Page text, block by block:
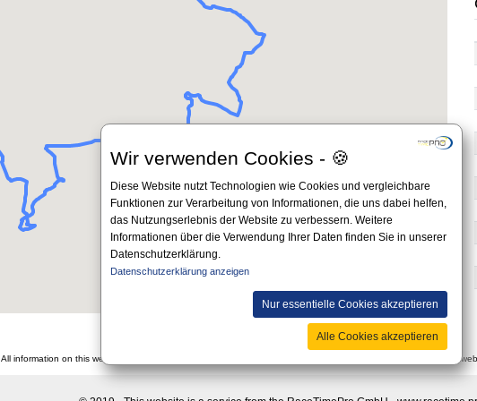
Wir verwenden Cookies - 🍪
Diese Website nutzt Technologien wie Cookies und vergleichbare
Funktionen zur Verarbeitung von Informationen, die uns dabei helfen,
das Nutzungserlebnis der Website zu verbessern. Weitere
Informationen über die Verwendung Ihrer Daten finden Sie in unserer
Datenschutzerklärung.
Datenschutzerklärung anzeigen
Nur essentielle Cookies akzeptieren
Alle Cookies akzeptieren
All information on this website is non-binding and you should always apply to the official announcement on the